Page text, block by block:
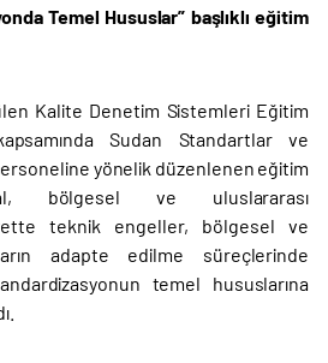
Temel Hususlar” başlıklı eğitim
Kalite Denetim Sistemleri Eğitim
Sudan Standartlar ve
yönelik düzenlenen eğitim
bölgesel ve uluslararası
teknik engeller, bölgesel ve
adapte edilme süreçlerinde
temel hususlarına